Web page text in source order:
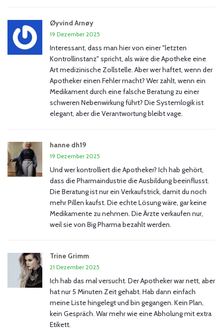
Øyvind Arnøy
19 Dezember 2025
Interessant, dass man hier von einer "letzten
Kontrollinstanz" spricht, als wäre die Apotheke eine
Art medizinische Zollstelle. Aber wer haftet, wenn der
Apotheker einen Fehler macht? Wer zahlt, wenn ein
Medikament durch eine falsche Beratung zu einer
schweren Nebenwirkung führt? Die Systemlogik ist
elegant, aber die Verantwortung bleibt vage.
hanne dh19
19 Dezember 2025
Und wer kontrolliert die Apotheker? Ich hab gehört,
dass die Pharmaindustrie die Ausbildung beeinflusst.
Die Beratung ist nur ein Verkaufstrick, damit du noch
mehr Pillen kaufst. Die echte Lösung wäre, gar keine
Medikamente zu nehmen. Die Ärzte verkaufen nur,
weil sie von Big Pharma bezahlt werden.
Trine Grimm
21 Dezember 2025
Ich hab das mal versucht. Der Apotheker war nett, aber
hat nur 5 Minuten Zeit gehabt. Hab dann einfach
meine Liste hingelegt und bin gegangen. Kein Plan,
kein Gespräch. War mehr wie eine Abholung mit extra
Etikett.